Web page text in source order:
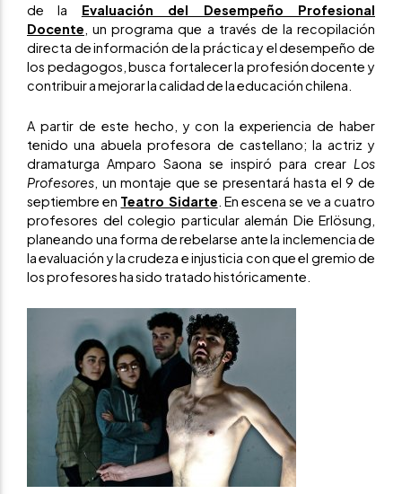
de la Evaluación del Desempeño Profesional
Docente , un programa que a través de la recopilación
directa de información de la práctica y el desempeño de
los pedagogos, busca fortalecer la profesión docente y
contribuir a mejorar la calidad de la educación chilena.
A partir de este hecho, y con la experiencia de haber
tenido una abuela profesora de castellano; la actriz y
dramaturga Amparo Saona se inspiró para crear Los
Profesores , un montaje que se presentará hasta el 9 de
septiembre en Teatro Sidarte . En escena se ve a cuatro
profesores del colegio particular alemán Die Erlösung,
planeando una forma de rebelarse ante la inclemencia de
la evaluación y la crudeza e injusticia con que el gremio de
los profesores ha sido tratado históricamente.